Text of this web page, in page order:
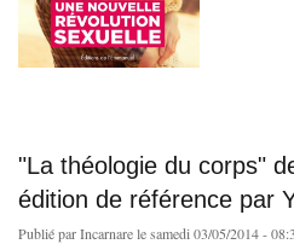
"La théologie du corps"
édition de référence par
Publié parIncarnarele samedi 03/05/2014 -